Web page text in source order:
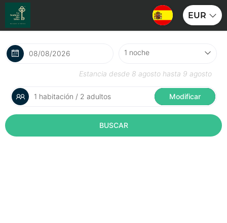
EUR
Estancia desde 8 agosto hasta 9 agosto
1 habitación / 2 adultos Modificar